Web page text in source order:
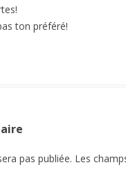
ton préféré!
pas publiée. Les